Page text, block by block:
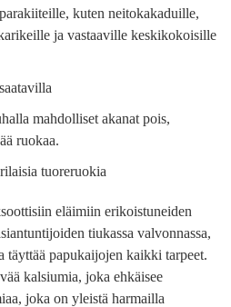
kuten neitokakaduille,
ja vastaaville keskikokoisille
mahdolliset akanat pois,
ruokaa.
tuoreruokia
eläimiin erikoistuneiden
tiukassa valvonnassa,
täyttää papukaijojen kaikki tarpeet.
kalsiumia, joka ehkäisee
joka on yleistä harmailla